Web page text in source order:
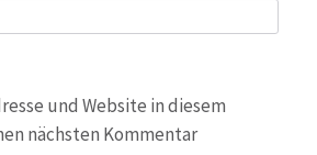
und Website in diesem
nächsten Kommentar